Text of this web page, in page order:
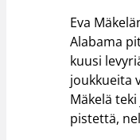
Eva
Alabama
kuusi
joukkueita
Mäkelä
pistettä,